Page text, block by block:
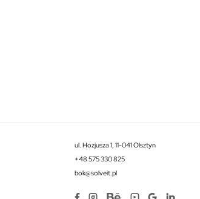
ul. Hozjusza 1, 11-041 Olsztyn
+48 575 330 825
bok@solveit.pl